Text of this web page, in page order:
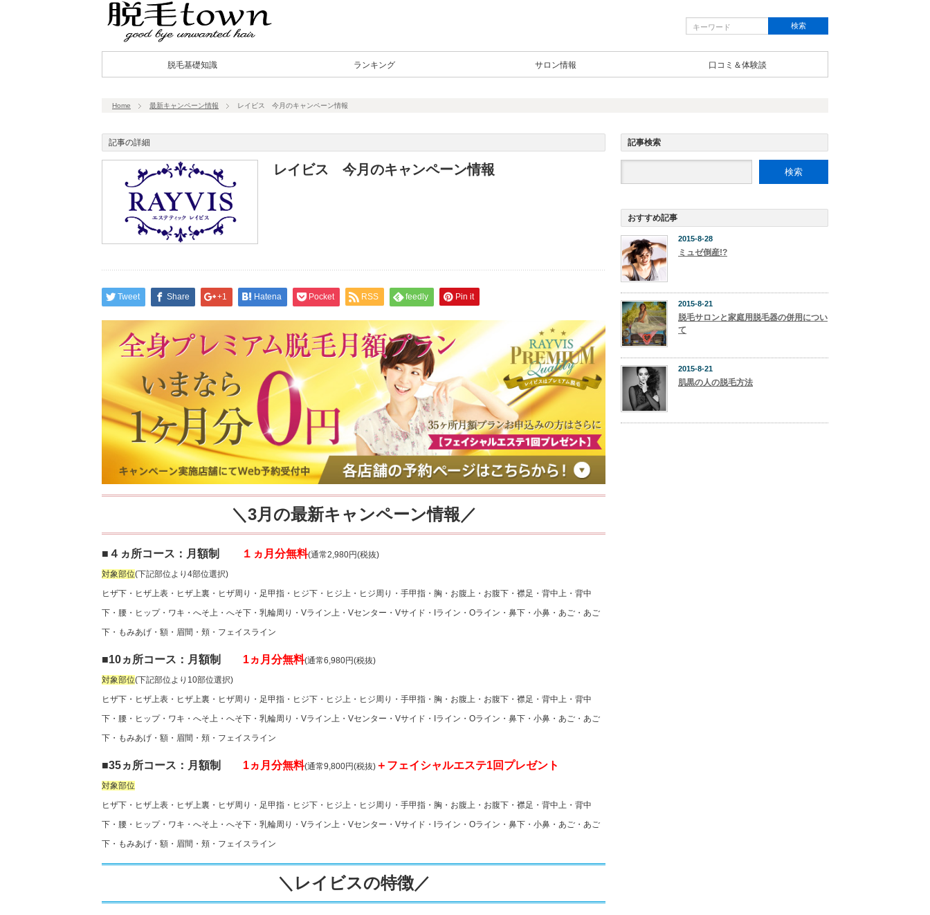
脱毛基礎知識 ランキング サロン情報 口コミ＆体験談
Home 最新キャンペーン情報 レイビス 今月のキャンペーン情報
記事の詳細
レイビス 今月のキャンペーン情報
Tweet Share +1 Hatena Pocket RSS feedly Pin it
＼3月の最新キャンペーン情報／
■４ヵ所コース：月額制 １ヵ月分無料(通常2,980円(税抜)
対象部位(下記部位より4部位選択)
ヒザ下・ヒザ上表・ヒザ上裏・ヒザ周り・足甲指・ヒジ下・ヒジ上・ヒジ周り・手甲指・胸・お腹上・お腹下・襟足・背中上・背中
下・腰・ヒップ・ワキ・へそ上・へそ下・乳輪周り・Vライン上・Vセンター・Vサイド・Iライン・Oライン・鼻下・小鼻・あご・あご
下・もみあげ・額・眉間・頬・フェイスライン
■10ヵ所コース：月額制 1ヵ月分無料(通常6,980円(税抜)
対象部位(下記部位より10部位選択)
ヒザ下・ヒザ上表・ヒザ上裏・ヒザ周り・足甲指・ヒジ下・ヒジ上・ヒジ周り・手甲指・胸・お腹上・お腹下・襟足・背中上・背中
下・腰・ヒップ・ワキ・へそ上・へそ下・乳輪周り・Vライン上・Vセンター・Vサイド・Iライン・Oライン・鼻下・小鼻・あご・あご
下・もみあげ・額・眉間・頬・フェイスライン
■35ヵ所コース：月額制 1ヵ月分無料(通常9,800円(税抜) ＋フェイシャルエステ1回プレゼント
対象部位
ヒザ下・ヒザ上表・ヒザ上裏・ヒザ周り・足甲指・ヒジ下・ヒジ上・ヒジ周り・手甲指・胸・お腹上・お腹下・襟足・背中上・背中
下・腰・ヒップ・ワキ・へそ上・へそ下・乳輪周り・Vライン上・Vセンター・Vサイド・Iライン・Oライン・鼻下・小鼻・あご・あご
下・もみあげ・額・眉間・頬・フェイスライン
＼レイビスの特徴／
記事検索
おすすめ記事
2015-8-28
ミュゼ倒産!?
2015-8-21
脱毛サロンと家庭用脱毛器の併用につい
て
2015-8-21
肌黒の人の脱毛方法